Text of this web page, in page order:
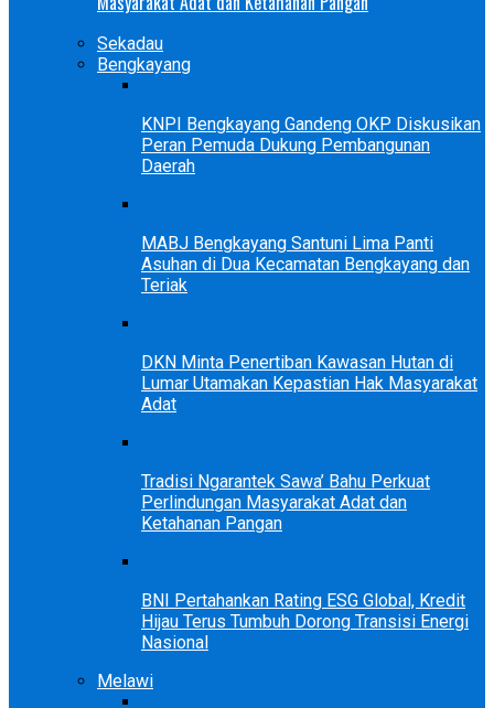
Sekadau
Bengkayang
KNPI Bengkayang Gandeng OKP Diskusikan
Peran Pemuda Dukung Pembangunan
Daerah
MABJ Bengkayang Santuni Lima Panti
Asuhan di Dua Kecamatan Bengkayang dan
Teriak
DKN Minta Penertiban Kawasan Hutan di
Lumar Utamakan Kepastian Hak Masyarakat
Adat
Tradisi Ngarantek Sawa’ Bahu Perkuat
Perlindungan Masyarakat Adat dan
Ketahanan Pangan
BNI Pertahankan Rating ESG Global, Kredit
Hijau Terus Tumbuh Dorong Transisi Energi
Nasional
Melawi